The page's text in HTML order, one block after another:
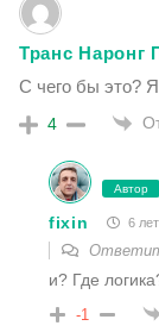
Транс Наронг
С чего бы это?
4
Автор
fixin 6
и? Где
-1